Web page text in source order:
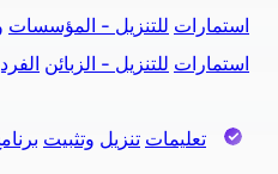
استمارات للتنزيل - المؤسسات
استمارات للتنزيل - الزبائن
تعليمات تنزيل وتثبيت